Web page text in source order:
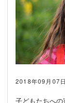
2018年09月07日
子どもたちへ